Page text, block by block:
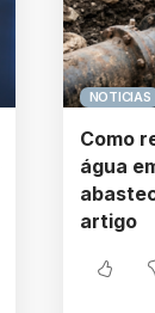
NOTICIAS
Como
água
artigo